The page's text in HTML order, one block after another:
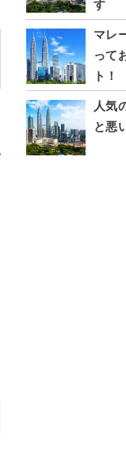
す
マレ
って
ト！
人気
と悪